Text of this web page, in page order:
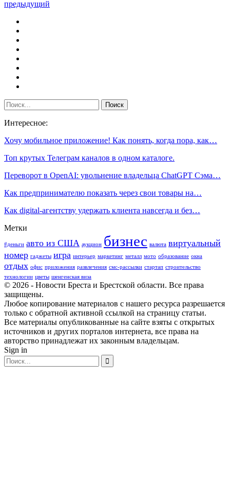
предыдущий
Интересное:
Хочу мобильное приложение! Как понять, когда пора, как…
Топ крутых Телеграм каналов в одном каталоге.
Переворот в OpenAI: увольнение владельца ChatGPT Сэма…
Как предпринимателю показать через свои товары на…
Как digital-агентству удержать клиента навсегда и без…
Метки
#деньги авто из США аукцион бизнес валюта виртуальный
номер гаджеты игра интерьер маркетинг металл мото образование окна
отдых офис приложения развлечения смс-рассылки стартап строительство
технологии цветы шенгенская виза
© 2026 - Новости Бреста и Брестской области. Все права
защищены.
Любое копирование материалов с нашего ресурса разрешается
только с обратной активной ссылкой на страницу статьи.
Все материалы опубликованные на сайте взяты с открытых
источников и других порталов интернета, все права на
авторство принадлежат их законным владельцам.
Sign in